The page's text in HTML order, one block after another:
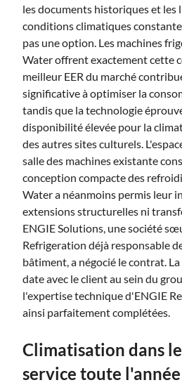
les documents historiques et les
conditions climatiques
pas une option. Les machines
Water offrent exactement cette
meilleur EER du marché
significative à optimiser la
tandis que la technologie
disponibilité élevée pour la
des autres sites culturels.
salle des machines existante
conception compacte des
Water a néanmoins permis leur
extensions structurelles ni
ENGIE Solutions, une société
Refrigeration déjà responsable
bâtiment, a négocié le contrat.
date avec le client au sein du
l'expertise technique d'ENGIE
ainsi parfaitement complétées.
Climatisation dans
service toute l'année